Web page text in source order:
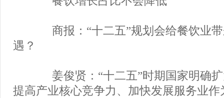
商报：“十二五”规划会给餐饮业带
遇？
姜俊贤：“十二五”时期国家明确扩
提高产业核心竞争力、加快发展服务业作